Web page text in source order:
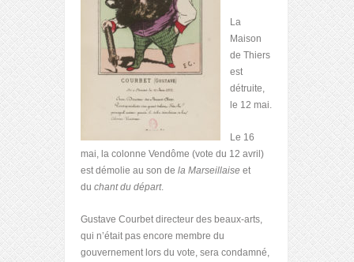
La
Maison
de Thiers
est
détruite,
le 12 mai.
Le 16
mai, la colonne Vendôme (vote du 12 avril)
est démolie au son de la Marseillaise et
du chant du départ.
Gustave Courbet directeur des beaux-arts,
qui n’était pas encore membre du
gouvernement lors du vote, sera condamné,